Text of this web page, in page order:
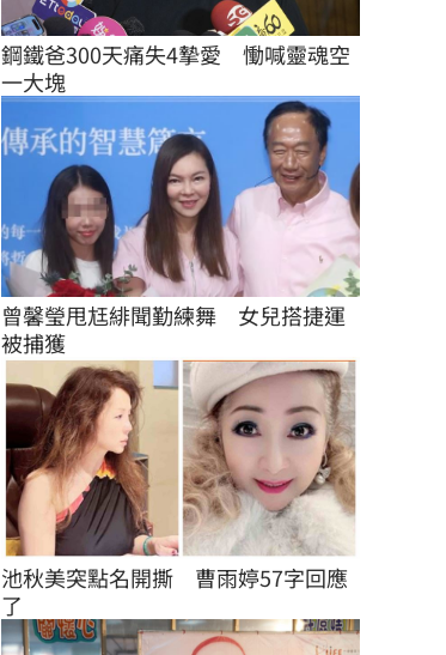
鋼鐵爸300天痛失4摯愛　慟喊靈魂空
一大塊
曾馨瑩甩尪緋聞勤練舞　女兒搭捷運
被捕獲
池秋美突點名開撕　曹雨婷57字回應
了